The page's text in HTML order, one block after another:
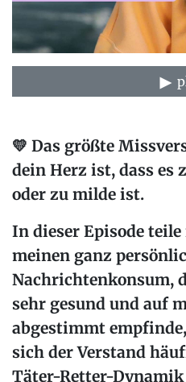
💛 Das größte
dein Herz ist, dass es
oder zu milde ist.
In dieser Episode
meinen ganz
Nachrichtenkonsum,
sehr gesund und auf
abgestimmt
sich der Verstand
Täter-Retter-Dynamik